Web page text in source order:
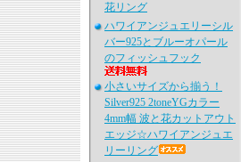
花リング
ハワイアンジュエリーシル
バー925とブルーオパール
のフィッシュフック
小さいサイズから揃う！
Silver925 2toneYGカラー
4mm幅 波と花カットアウト
エッジ☆ハワイアンジュエ
リーリング